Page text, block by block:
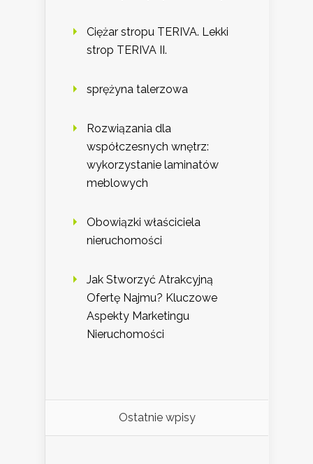
Ciężar stropu TERIVA. Lekki
strop TERIVA II.
sprężyna talerzowa
Rozwiązania dla
współczesnych wnętrz:
wykorzystanie laminatów
meblowych
Obowiązki właściciela
nieruchomości
Jak Stworzyć Atrakcyjną
Ofertę Najmu? Kluczowe
Aspekty Marketingu
Nieruchomości
Ostatnie wpisy